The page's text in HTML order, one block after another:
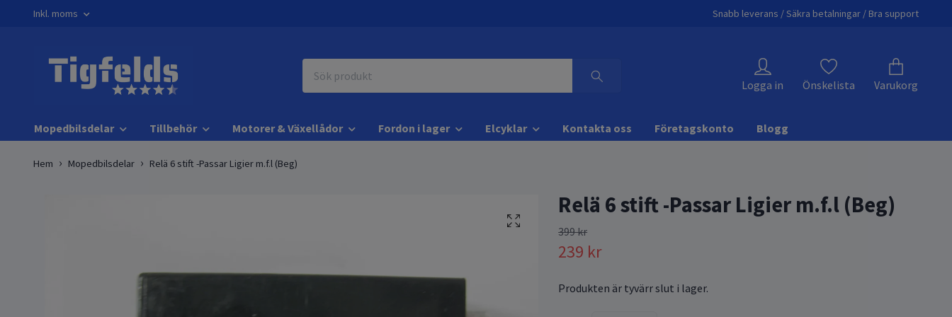
Inkl. moms Snabb leverans / Säkra betalningar / Bra support
Logga in Önskelista Varukorg
Mopedbilsdelar Tillbehör Motorer & Växellådor Fordon i lager Elcyklar Kontakta oss Företagskonto Blogg
Hem Mopedbilsdelar Relä 6 stift -Passar Ligier m.f.l (Beg)
Relä 6 stift -Passar Ligier m.f.l (Beg)
399 kr
239 kr
Produkten är tyvärr slut i lager.